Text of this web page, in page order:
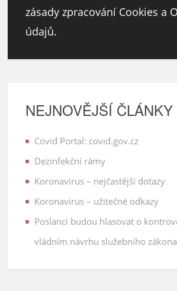
zásady zpracování Cookies a
údajů.
NEJNOVĚJŠÍ ČLÁNKY
Covid Portal: covid.gov.cz
Dezinfekční rámy
Koronavirus – nejčastější dotazy
Koronavirus – užitečné odkazy
Poslanci budou hlasovat o
vládním návrhu služebního zákona